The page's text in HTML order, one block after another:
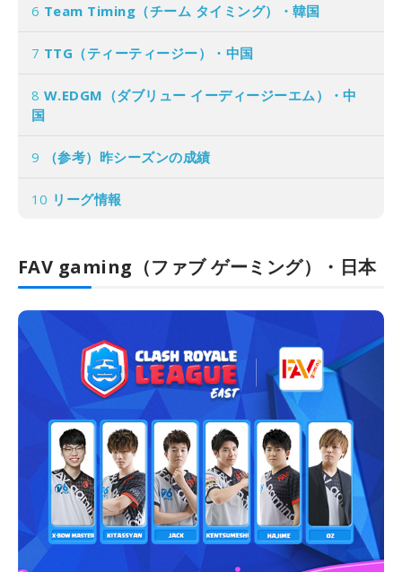
6 Team Timing（チーム タイミング）・韓国
7 TTG（ティーティージー）・中国
8 W.EDGM（ダブリュー イーディージーエム）・中
国
9 （参考）昨シーズンの成績
10 リーグ情報
FAV gaming（ファブ ゲーミング）・日本